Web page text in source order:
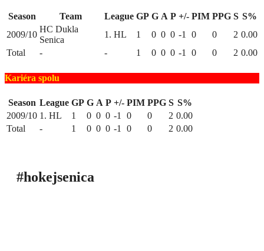
Season Team League GP G A P +/- PIM PPG S S%
2009/10
HC Dukla
Senica
1. HL 1 0 0 0 -1 0 0 2 0.00
Total
- - 1 0 0 0 -1 0 0 2 0.00
Kariéra spolu
Season League GP G A P +/- PIM PPG S S%
2009/10 1. HL 1 0 0 0 -1 0 0 2 0.00
Total
- 1 0 0 0 -1 0 0 2 0.00
#hokejsenica